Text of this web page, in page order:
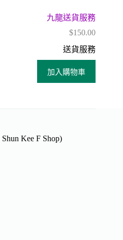
九龍送貨服務
$150.00
送貨服務
加入購物車
Kee F Shop)